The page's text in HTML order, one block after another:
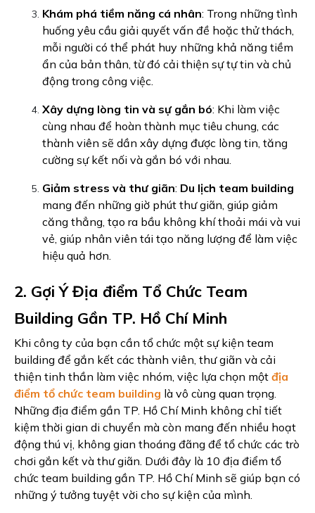
Khám phá tiềm năng cá nhân: Trong những tình
huống yêu cầu giải quyết vấn đề hoặc thử thách,
mỗi người có thể phát huy những khả năng tiềm
ẩn của bản thân, từ đó cải thiện sự tự tin và chủ
động trong công việc.
Xây dựng lòng tin và sự gắn bó: Khi làm việc
cùng nhau để hoàn thành mục tiêu chung, các
thành viên sẽ dần xây dựng được lòng tin, tăng
cường sự kết nối và gắn bó với nhau.
Giảm stress và thư giãn: Du lịch team building
mang đến những giờ phút thư giãn, giúp giảm
căng thẳng, tạo ra bầu không khí thoải mái và vui
vẻ, giúp nhân viên tái tạo năng lượng để làm việc
hiệu quả hơn.
2. Gợi Ý Địa điểm Tổ Chức Team
Building Gần TP. Hồ Chí Minh
Khi công ty của bạn cần tổ chức một sự kiện team
building để gắn kết các thành viên, thư giãn và cải
thiện tinh thần làm việc nhóm, việc lựa chọn một địa
điểm tổ chức team building là vô cùng quan trọng.
Những địa điểm gần TP. Hồ Chí Minh không chỉ tiết
kiệm thời gian di chuyển mà còn mang đến nhiều hoạt
động thú vị, không gian thoáng đãng để tổ chức các trò
chơi gắn kết và thư giãn. Dưới đây là 10 địa điểm tổ
chức team building gần TP. Hồ Chí Minh sẽ giúp bạn có
những ý tưởng tuyệt vời cho sự kiện của mình.